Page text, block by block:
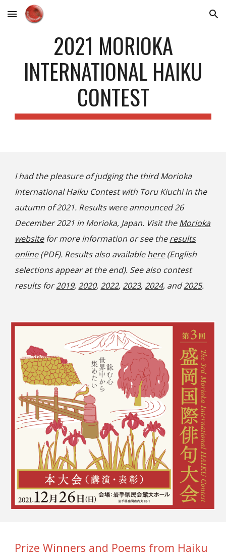
Skip to main content Skip to navigation
2021 MORIOKA
INTERNATIONAL HAIKU
CONTEST
I had the pleasure of judging the third Morioka
International Haiku Contest with Toru Kiuchi in the
autumn of 2021. Results were announced 26
December 2021 in Morioka, Japan. Visit the Morioka
websitefor more information or see the results
online(PDF). Results also available here(English
selections appear at the end). See also contest
results for2019, 2020, 2022, 2023, 2024, and2025.
Prize Winners and Poems from Haiku